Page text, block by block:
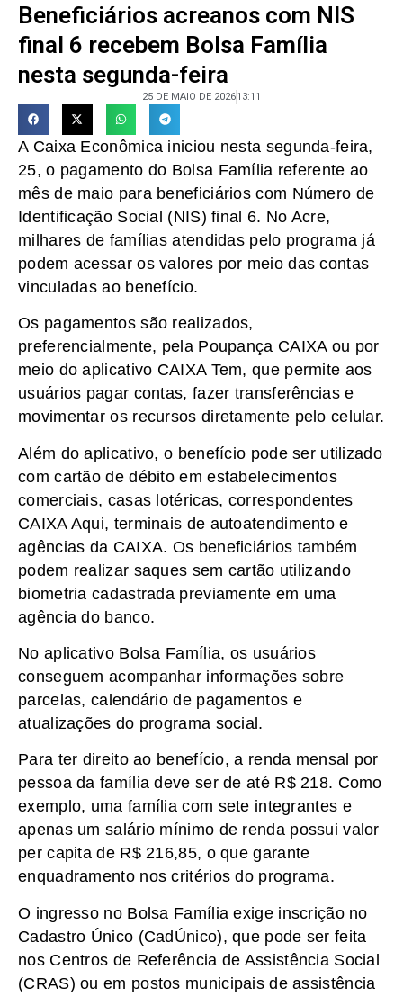
Beneficiários acreanos com NIS
final 6 recebem Bolsa Família
nesta segunda-feira
25 DE MAIO DE 202613:11
A Caixa Econômica iniciou nesta segunda-feira,
25, o pagamento do Bolsa Família referente ao
mês de maio para beneficiários com Número de
Identificação Social (NIS) final 6. No Acre,
milhares de famílias atendidas pelo programa já
podem acessar os valores por meio das contas
vinculadas ao benefício.
Os pagamentos são realizados,
preferencialmente, pela Poupança CAIXA ou por
meio do aplicativo CAIXA Tem, que permite aos
usuários pagar contas, fazer transferências e
movimentar os recursos diretamente pelo celular.
Além do aplicativo, o benefício pode ser utilizado
com cartão de débito em estabelecimentos
comerciais, casas lotéricas, correspondentes
CAIXA Aqui, terminais de autoatendimento e
agências da CAIXA. Os beneficiários também
podem realizar saques sem cartão utilizando
biometria cadastrada previamente em uma
agência do banco.
No aplicativo Bolsa Família, os usuários
conseguem acompanhar informações sobre
parcelas, calendário de pagamentos e
atualizações do programa social.
Para ter direito ao benefício, a renda mensal por
pessoa da família deve ser de até R$ 218. Como
exemplo, uma família com sete integrantes e
apenas um salário mínimo de renda possui valor
per capita de R$ 216,85, o que garante
enquadramento nos critérios do programa.
O ingresso no Bolsa Família exige inscrição no
Cadastro Único (CadÚnico), que pode ser feita
nos Centros de Referência de Assistência Social
(CRAS) ou em postos municipais de assistência